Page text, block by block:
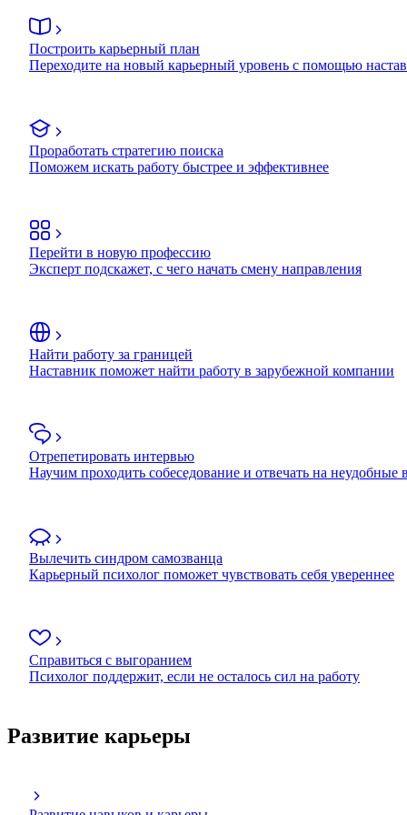
Построить карьерный план
Переходите на новый карьерный уровень с помощью
Проработать стратегию поиска
Поможем искать работу быстрее и эффективнее
Перейти в новую профессию
Эксперт подскажет, с чего начать смену направления
Найти работу за границей
Наставник поможет найти работу в зарубежной компании
Отрепетировать интервью
Научим проходить собеседование и отвечать на неудобные
Вылечить синдром самозванца
Карьерный психолог поможет чувствовать себя увереннее
Справиться с выгоранием
Психолог поддержит, если не осталось сил на работу
Развитие карьеры